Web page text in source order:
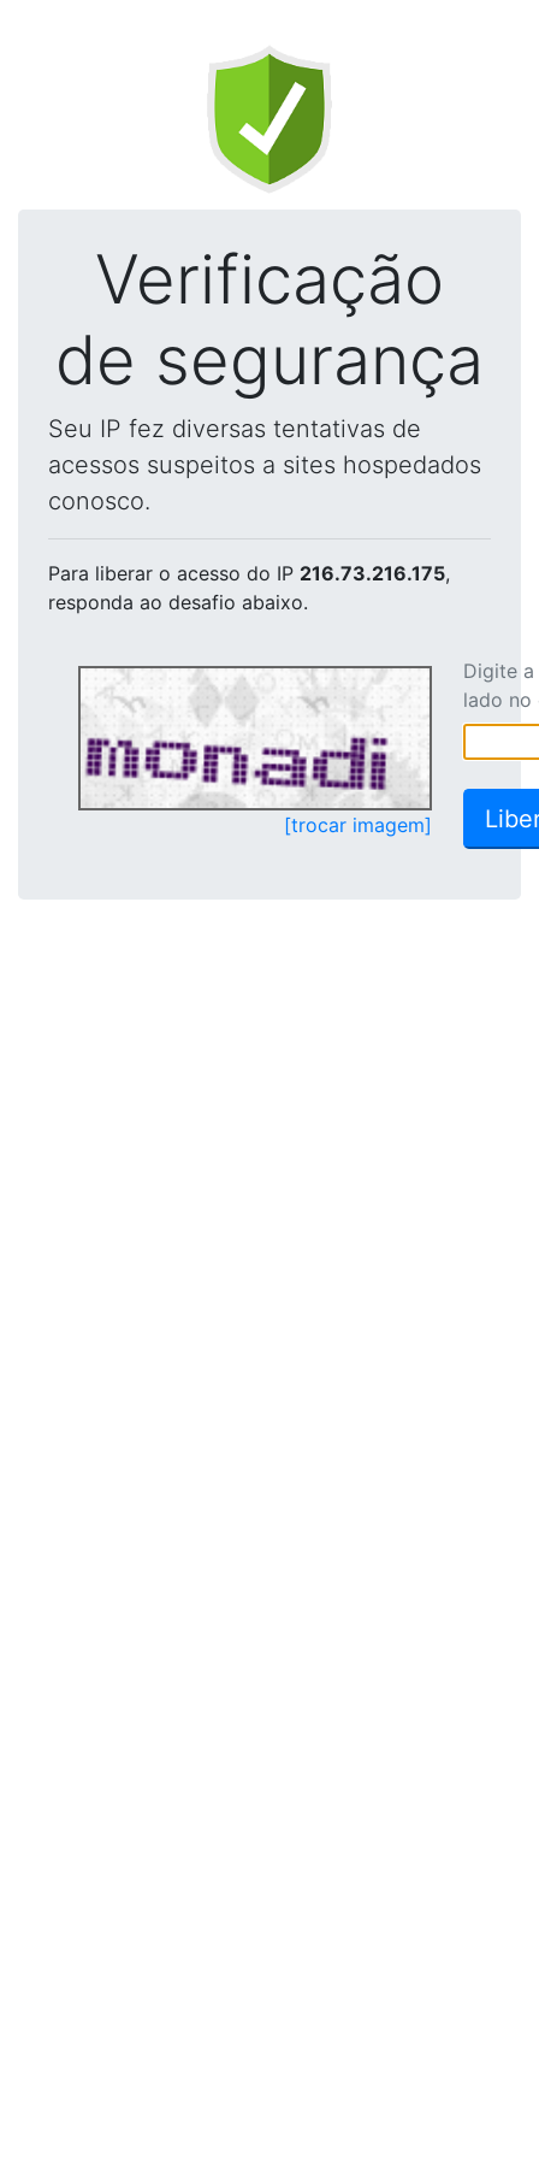
Verificação
de segurança
Seu IP fez diversas tentativas de
acessos suspeitos a sites hospedados
conosco.
Para liberar o acesso do IP 216.73.216.175,
responda ao desafio abaixo.
[trocar imagem]
Digite
lado no